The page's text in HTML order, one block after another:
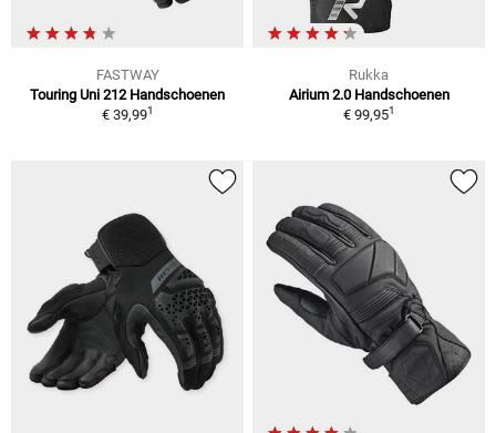
FASTWAY
Touring Uni 212 Handschoenen
€ 39,991
Rukka
Airium 2.0 Handschoenen
€ 99,951